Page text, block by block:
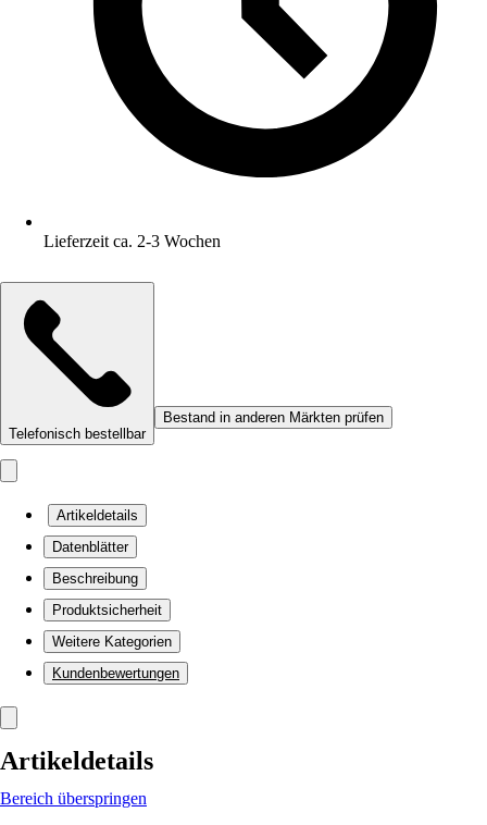
Lieferzeit ca. 2-3 Wochen
Telefonisch bestellbar
Bestand in anderen Märkten prüfen
Artikeldetails
Datenblätter
Beschreibung
Produktsicherheit
Weitere Kategorien
Kundenbewertungen
Artikeldetails
Bereich überspringen